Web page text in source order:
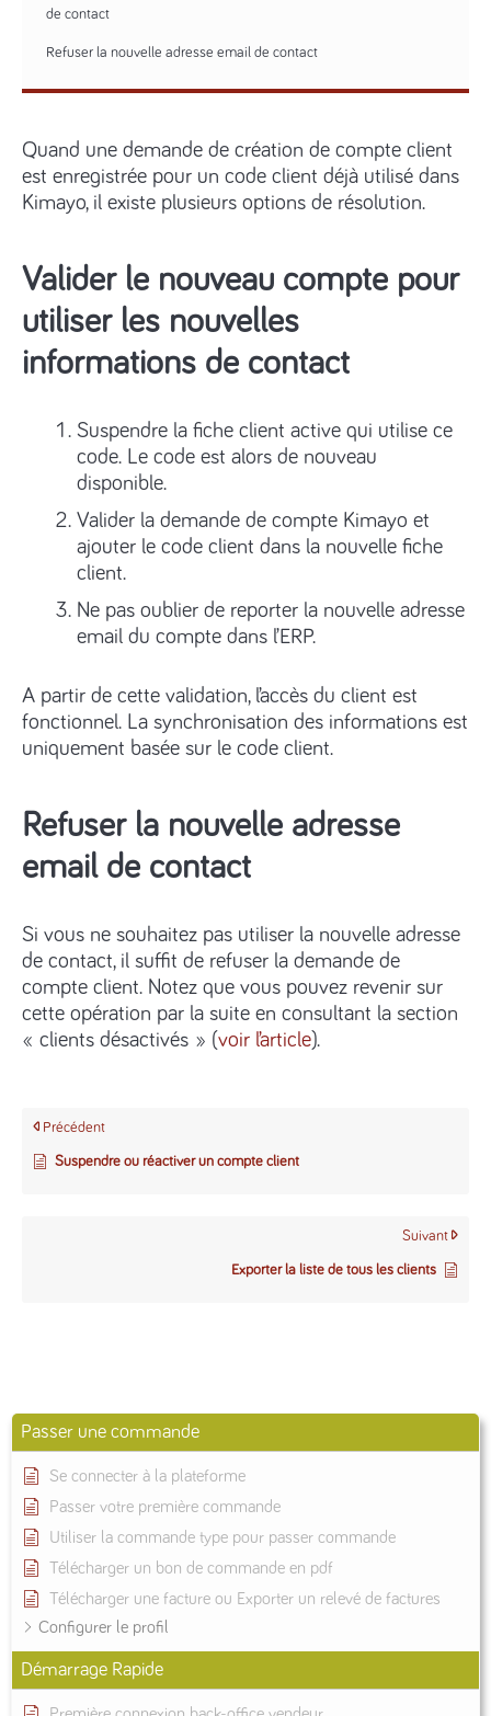
Passer une commande
Se connecter à la plateforme
Passer votre première commande
Utiliser la commande type pour passer commande
Télécharger un bon de commande en pdf
Télécharger une facture ou Exporter un relevé de factures
Configurer le profil
Démarrage Rapide
de contact
Refuser la nouvelle adresse email de contact
Quand une demande de création de compte client
est enregistrée pour un code client déjà utilisé dans
Kimayo, il existe plusieurs options de résolution.
Valider le nouveau compte pour
utiliser les nouvelles
informations de contact
Suspendre la fiche client active qui utilise ce
code. Le code est alors de nouveau
disponible.
Valider la demande de compte Kimayo et
ajouter le code client dans la nouvelle fiche
client.
Ne pas oublier de reporter la nouvelle adresse
email du compte dans l’ERP.
A partir de cette validation, l’accès du client est
fonctionnel. La synchronisation des informations est
uniquement basée sur le code client.
Refuser la nouvelle adresse
email de contact
Si vous ne souhaitez pas utiliser la nouvelle adresse
de contact, il suffit de refuser la demande de
compte client. Notez que vous pouvez revenir sur
cette opération par la suite en consultant la section
« clients désactivés » (voir l’article).
Précédent
Suspendre ou réactiver un compte client
Suivant
Exporter la liste de tous les clients